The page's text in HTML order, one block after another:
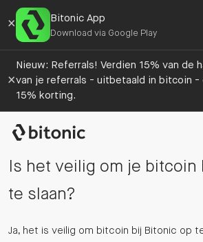
× Bitonic App
Download via Google Play
×
Nieuw: Referrals! Verdien 15% van de
van je referrals - uitbetaald in bitcoin -
15% korting.
Is het veilig om je bitcoin
te slaan?
Ja, het is veilig om bitcoin bij Bitonic op